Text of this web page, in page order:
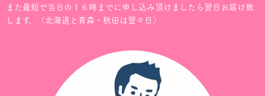
また最短で当日の１６時までに申し込み頂けましたら翌日お届け致
します。（北海道と青森・秋田は翌々日）